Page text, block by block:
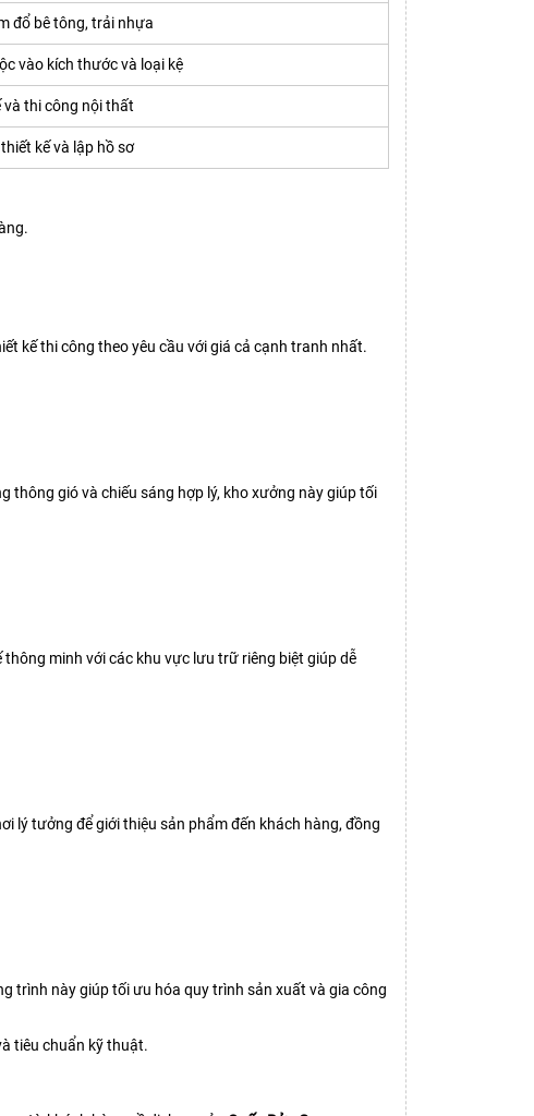
đổ bê tông, trải nhựa
vào kích thước và loại kệ
và thi công nội thất
kế và lập hồ sơ
kế thi công theo yêu cầu với giá cả cạnh tranh nhất.
thông gió và chiếu sáng hợp lý, kho xưởng này giúp tối
minh với các khu vực lưu trữ riêng biệt giúp dễ
lý tưởng để giới thiệu sản phẩm đến khách hàng, đồng
trình này giúp tối ưu hóa quy trình sản xuất và gia công
tiêu chuẩn kỹ thuật.